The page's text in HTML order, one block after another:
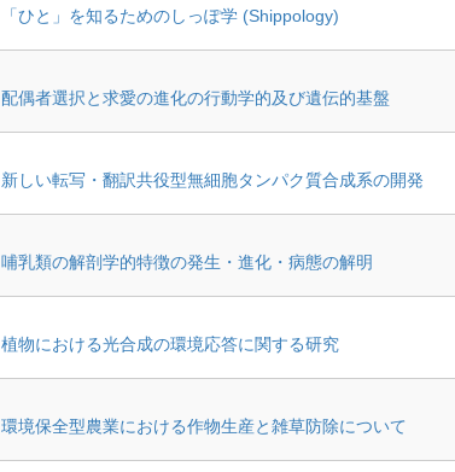
「ひと」を知るためのしっぽ学 (Shippology)
配偶者選択と求愛の進化の行動学的及び遺伝的基盤
新しい転写・翻訳共役型無細胞タンパク質合成系の開発
哺乳類の解剖学的特徴の発生・進化・病態の解明
植物における光合成の環境応答に関する研究
環境保全型農業における作物生産と雑草防除について